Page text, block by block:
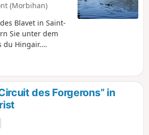
(Morbihan)
Blavet in Saint-
Sie unter dem
du Hingair.
und
Folgen Sie
genießen Sie
auf das Tal und
Flussschleife des
des Forgerons” in